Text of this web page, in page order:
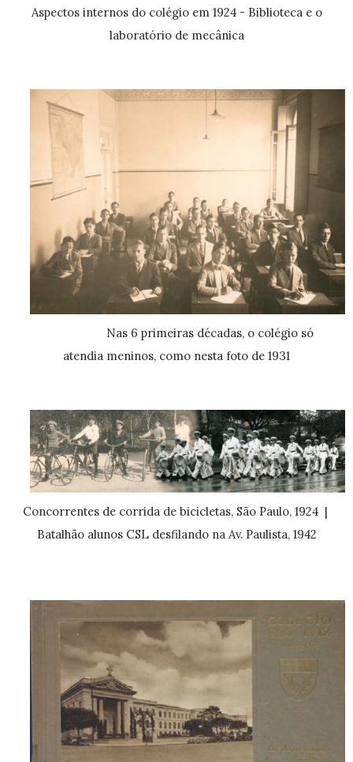
Aspectos internos do colégio em 1924 - Biblioteca e o
laboratório de mecânica
Nas 6 primeiras décadas, o colégio só
atendia meninos, como nesta foto de 1931
Concorrentes de corrida de bicicletas, São Paulo, 1924 |
Batalhão alunos CSL desfilando na Av. Paulista, 1942